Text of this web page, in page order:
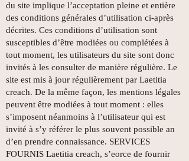
du site implique l’acceptation pleine et entière
des conditions générales d’utilisation ci-après
décrites. Ces conditions d’utilisation sont
susceptibles d’être modiées ou complétées à
tout moment, les utilisateurs du site sont donc
invités à les consulter de manière régulière. Le
site est mis à jour régulièrement par Laetitia
creach. De la même façon, les mentions légales
peuvent être modiées à tout moment : elles
s’imposent néanmoins à l’utilisateur qui est
invité à s’y référer le plus souvent possible an
d’en prendre connaissance. SERVICES
FOURNIS Laetitia creach, s’eorce de fournir